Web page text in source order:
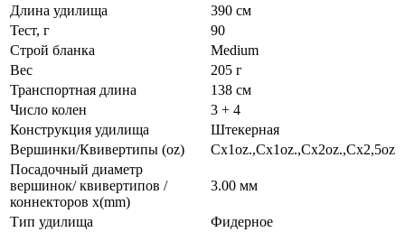
Длина удилища
390 см
Тест, г
90
Строй бланка
Medium
Вес
205 г
Транспортная длина
138 см
Число колен
3 + 4
Конструкция удилища
Штекерная
Вершинки/Квивертипы (oz)
Cх1oz.,Cх1oz.,Cх2oz.,Cх2,5oz
Посадочный диаметр
вершинок/ квивертипов /
коннекторов x(mm)
3.00 мм
Тип удилища
Фидерное